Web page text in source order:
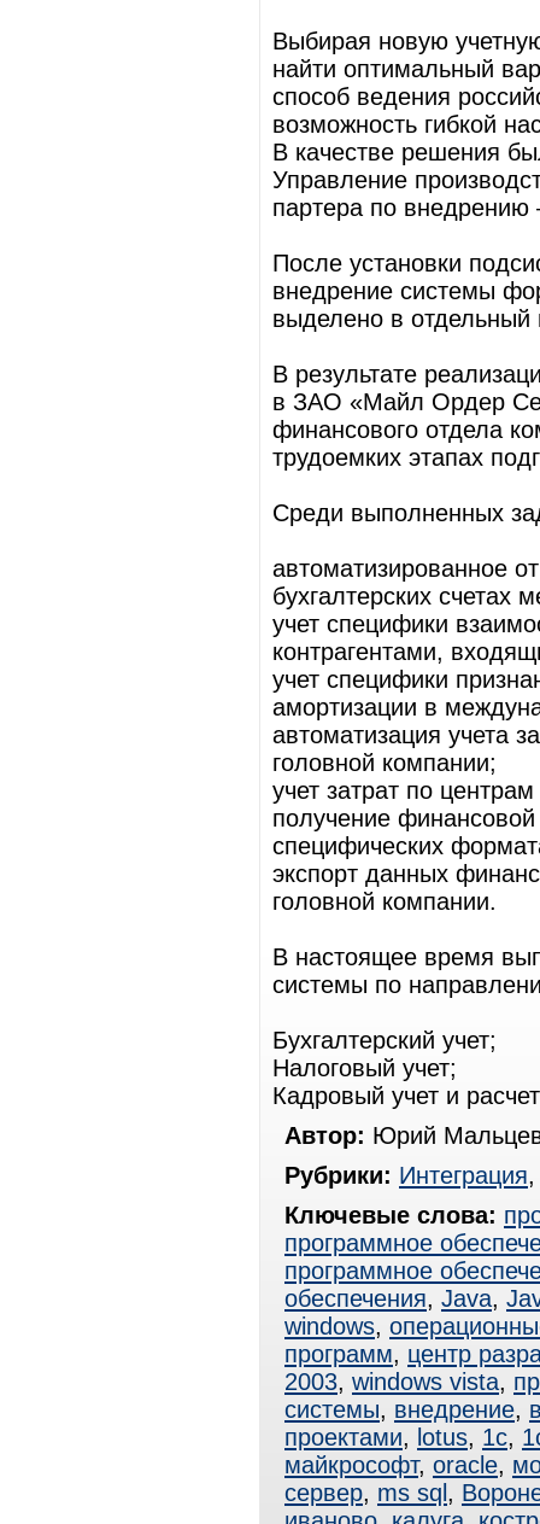
Выбирая новую
найти оптимальный
способ ведения
возможность гибкой
В качестве решения
Управление
партера по
После установки
внедрение системы
выделено в отдельный
В результате
в ЗАО «Майл Ордер
финансового отдела
трудоемких этапах
Среди выполненных
автоматизированное
бухгалтерских счетах
учет специфики
контрагентами,
учет специфики
амортизации в
автоматизация учета
головной компании;
учет затрат по
получение финансовой
специфических
экспорт данных
головной компании.
В настоящее время
системы по
Бухгалтерский учет;
Налоговый учет;
Кадровый учет и
Автор: Юрий
Рубрики: Интеграция
Ключевые слова:
программное
программное
обеспечения, Java,
windows,
программ, центр
2003, windows vista,
системы, внедрение,
проектами, lotus, 1с,
майкрософт, oracle,
сервер, ms sql ,